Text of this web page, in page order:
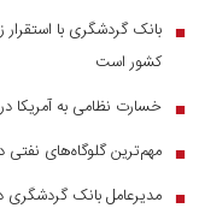
■ بانک گردشگری با
کشور است
■ خسارت نظامی به آمریکا
■ مهم‌ترین گلوگاه‌های نفتی
■ مدیرعامل بانک گردشگری